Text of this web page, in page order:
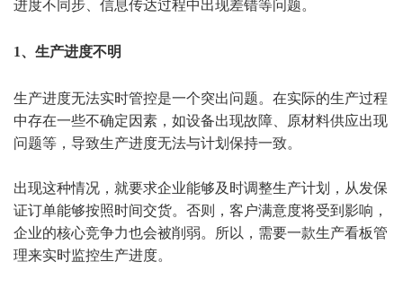
进度不同步、信息传达过程中出现差错等问题。
1、生产进度不明
生产进度无法实时管控是一个突出问题。在实际的生产过程
中存在一些不确定因素，如设备出现故障、原材料供应出现
问题等，导致生产进度无法与计划保持一致。
出现这种情况，就要求企业能够及时调整生产计划，从发保
证订单能够按照时间交货。否则，客户满意度将受到影响，
企业的核心竞争力也会被削弱。所以，需要一款生产看板管
理来实时监控生产进度。